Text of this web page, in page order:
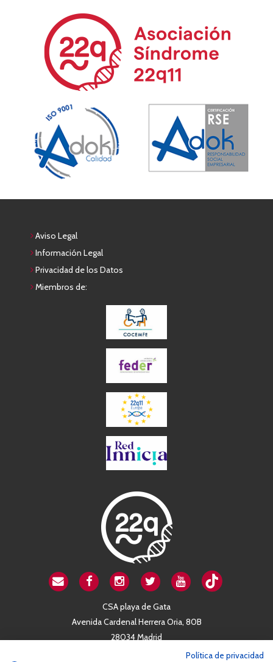
Aviso Legal
Información Legal
Privacidad de los Datos
Miembros de:
CSA playa de Gata
Avenida Cardenal Herrera Oria, 80B
28034 Madrid
Política de privacidad